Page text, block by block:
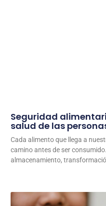
Seguridad
salud de las
Cada alimento que llega a
camino antes de ser
almacenamiento,